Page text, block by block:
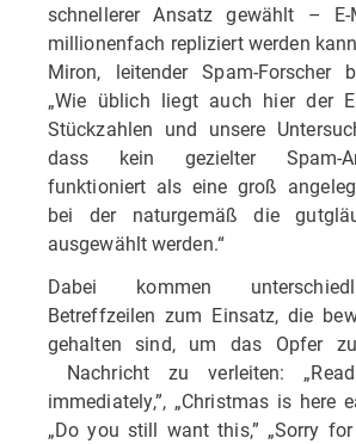
schnellerer Ansatz gewählt – E-
millionenfach repliziert werden
Miron, leitender Spam-Forscher
„Wie üblich liegt auch hier der
Stückzahlen und unsere
dass kein gezielter Spam-
funktioniert als eine groß
bei der naturgemäß die
ausgewählt werden.“
Dabei kommen
Betreffzeilen zum Einsatz, die
gehalten sind, um das Opfer
Nachricht zu verleiten:
immediately,”, „Christmas is here
„Do you still want this,” „Sorry